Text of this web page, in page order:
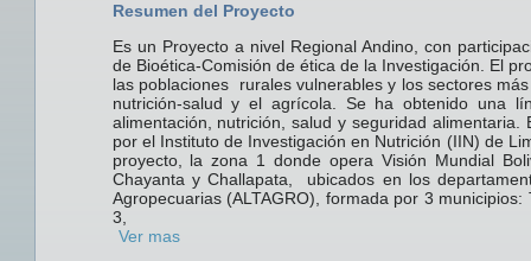
Resumen del Proyecto
Es un Proyecto a nivel Regional Andino, con
de Bioética-Comisión de ética de la Investigación. El
las poblaciones rurales vulnerables y los sectores
nutrición-salud y el agrícola. Se ha obtenido una
alimentación, nutrición, salud y seguridad
por el Instituto de Investigación en Nutrición (IIN) de
proyecto, la zona 1 donde opera Visión Mundial
Chayanta y Challapata, ubicados en los
Agropecuarias (ALTAGRO), formada por 3
3,
Ver mas